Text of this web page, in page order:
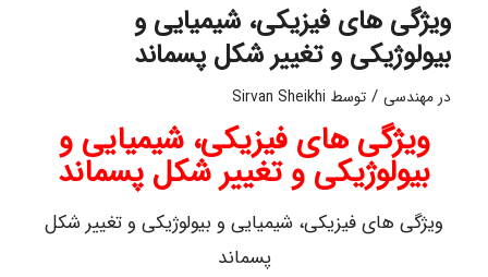
ویژگی های فیزیکی، شیمیایی و
بیولوژیکی و تغییر شکل پسماند
درمهندسی / توسط Sirvan Sheikhi
ویژگی های فیزیکی، شیمیایی و
بیولوژیکی و تغییر شکل پسماند
ویژگی های فیزیکی، شیمیایی و بیولوژیکی و تغییر شکل
پسماند